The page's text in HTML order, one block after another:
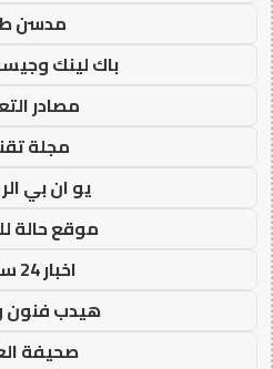
مدسن
باك لينك
مصادر
مجلة
يو ان بي
موقع حالة
اخبار 24 ساعة
هيدب فنون
صحيفة